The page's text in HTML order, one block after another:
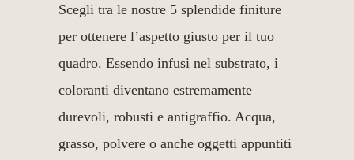
Scegli tra le nostre 5 splendide finiture
per ottenere l’aspetto giusto per il tuo
quadro. Essendo infusi nel substrato, i
coloranti diventano estremamente
durevoli, robusti e antigraffio. Acqua,
grasso, polvere o anche oggetti appuntiti